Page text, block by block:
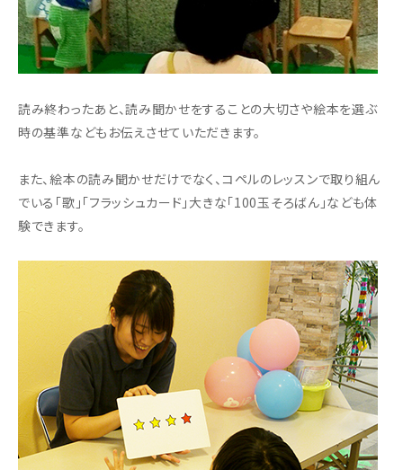
読み終わったあと、読み聞かせをすることの大切さや絵本を選ぶ
時の基準などもお伝えさせていただきます。
また、絵本の読み聞かせだけでなく、コペルのレッスンで取り組ん
でいる「歌」「フラッシュカード」大きな「100玉そろばん」なども体
験できます。